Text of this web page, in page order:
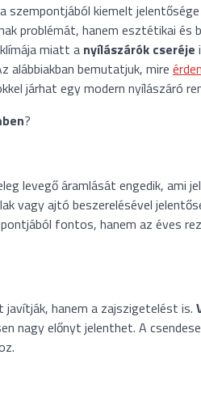
kiemelt
problémát, hanem esztétikai
miatt a nyílászárók cseréje
alábbiakban bemutatjuk, mire
járhat egy modern nyílászáró
?
levegő áramlását engedik, ami
vagy ajtó beszerelésével
fontos, hanem az éves
javítják, hanem a zajszigetelést is.
nagy előnyt jelenthet. A